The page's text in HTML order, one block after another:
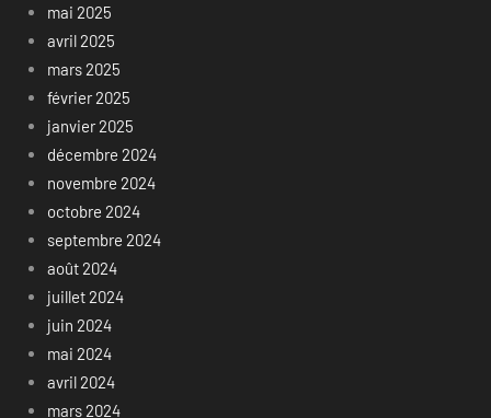
mai 2025
avril 2025
mars 2025
février 2025
janvier 2025
décembre 2024
novembre 2024
octobre 2024
septembre 2024
août 2024
juillet 2024
juin 2024
mai 2024
avril 2024
mars 2024